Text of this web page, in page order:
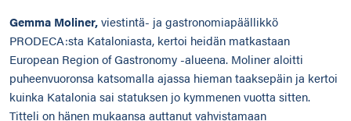
Gemma Moliner,viestintä- ja gastronomiapäällikkö
PRODECA:sta Kataloniasta, kertoi heidän matkastaan
European Region of Gastronomy -alueena. Moliner aloitti
puheenvuoronsa katsomalla ajassa hieman taaksepäin ja kertoi
kuinka Katalonia sai statuksen jo kymmenen vuotta sitten.
Titteli on hänen mukaansa auttanut vahvistamaan